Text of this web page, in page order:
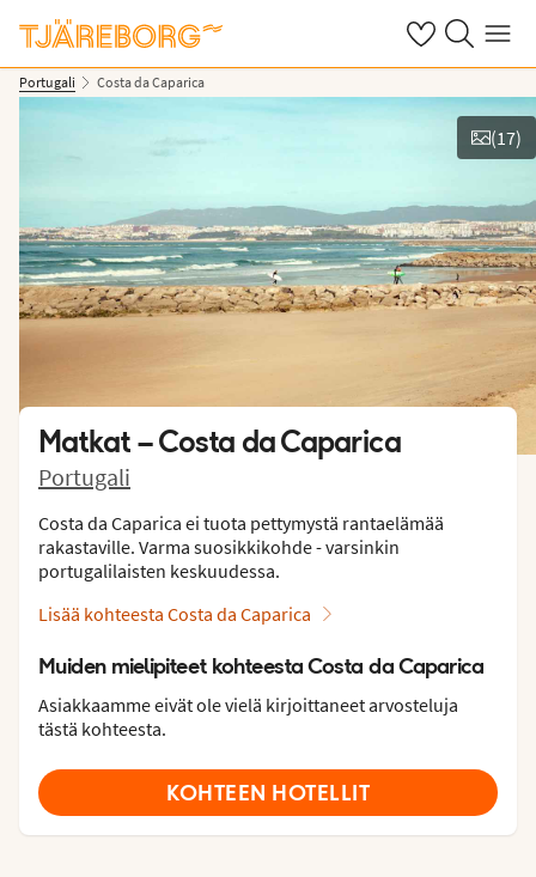
OmatHaku Valikko
Portugali Costa da Caparica
Näytä kuvia
(17)
Matkat –Costa da Caparica
Portugali
Costa da Caparica ei tuota pettymystä rantaelämää
rakastaville. Varma suosikkikohde - varsinkin
portugalilaisten keskuudessa.
Lisää kohteesta Costa da Caparica
Muiden mielipiteet kohteesta Costa da Caparica
Asiakkaamme eivät ole vielä kirjoittaneet arvosteluja
tästä kohteesta.
KOHTEEN HOTELLIT